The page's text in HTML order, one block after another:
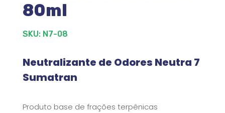
80ml
SKU: N7-08
Neutralizante de Odores Neutra 7
Sumatran
Produto base de frações terpênicas